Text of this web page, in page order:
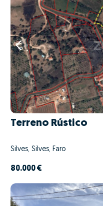
Terreno Rústico
Silves, Silves, Faro
80.000 €